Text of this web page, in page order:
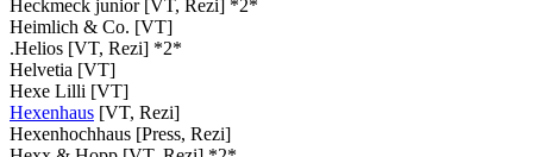
Heckmeck junior [VT, Rezi] *2*
Heimlich & Co. [VT]
.Helios [VT, Rezi] *2*
Helvetia [VT]
Hexe Lilli [VT]
Hexenhaus [VT, Rezi]
Hexenhochhaus [Press, Rezi]